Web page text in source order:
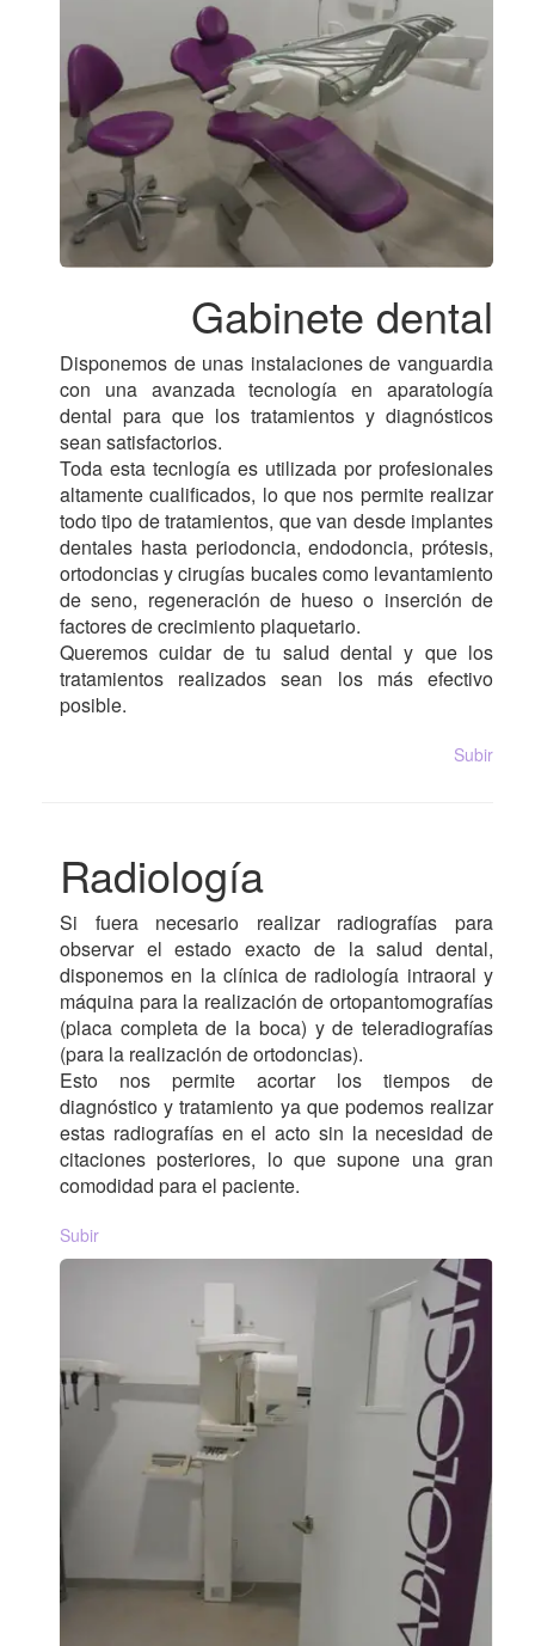
Gabinete dental
Disponemos de unas instalaciones de vanguardia
con una avanzada tecnología en aparatología
dental para que los tratamientos y diagnósticos
sean satisfactorios.
Toda esta tecnlogía es utilizada por profesionales
altamente cualificados, lo que nos permite realizar
todo tipo de tratamientos, que van desde implantes
dentales hasta periodoncia, endodoncia, prótesis,
ortodoncias y cirugías bucales como levantamiento
de seno, regeneración de hueso o inserción de
factores de crecimiento plaquetario.
Queremos cuidar de tu salud dental y que los
tratamientos realizados sean los más efectivo
posible.
Subir
Radiología
Si fuera necesario realizar radiografías para
observar el estado exacto de la salud dental,
disponemos en la clínica de radiología intraoral y
máquina para la realización de ortopantomografías
(placa completa de la boca) y de teleradiografías
(para la realización de ortodoncias).
Esto nos permite acortar los tiempos de
diagnóstico y tratamiento ya que podemos realizar
estas radiografías en el acto sin la necesidad de
citaciones posteriores, lo que supone una gran
comodidad para el paciente.
Subir